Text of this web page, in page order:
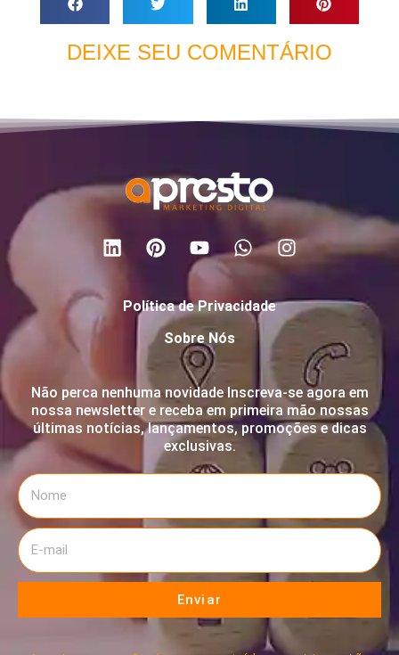
DEIXE SEU COMENTÁRIO
Política de Privacidade
Sobre Nós
Não perca nenhuma novidade Inscreva-se agora em
nossa newsletter e receba em primeira mão nossas
últimas notícias, lançamentos, promoções e dicas
exclusivas.
Enviar